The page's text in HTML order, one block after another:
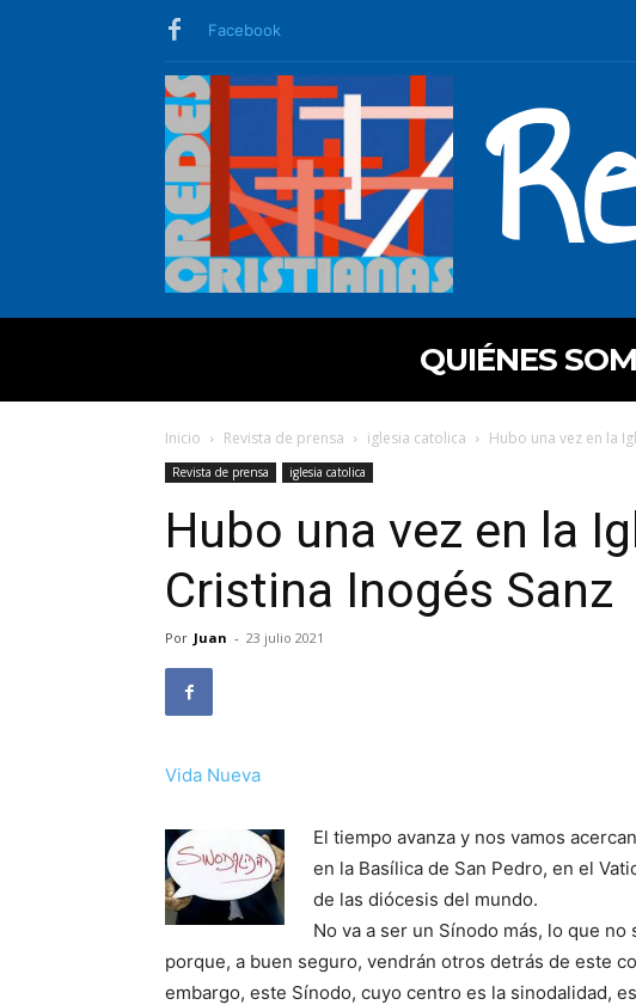
Facebook
QUIÉNES
Inicio Revista de prensa iglesia catolica Hubo una vez en la
Revista de prensa iglesia catolica
Hubo una vez en la
Cristina Inogés Sanz
Por Juan - 23 julio 2021
Vida Nueva
El tiempo avanza y nos vamos
en la Basílica de San Pedro, en el
de las diócesis del mundo.
No va a ser un Sínodo más, lo que
porque, a buen seguro, vendrán otros detrás de este
embargo, este Sínodo, cuyo centro es la sinodalidad,